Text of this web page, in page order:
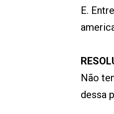
E.
Não
dessa